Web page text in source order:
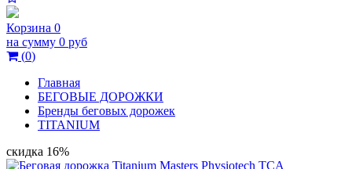
Корзина 0
на сумму 0 руб
(0)
Главная
БЕГОВЫЕ ДОРОЖКИ
Бренды беговых дорожек
TITANIUM
скидка 16%